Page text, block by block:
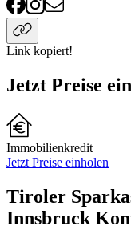
Link kopiert!
Jetzt Preise
Immobilienkredit
Jetzt Preise einholen
Tiroler
Innsbruck